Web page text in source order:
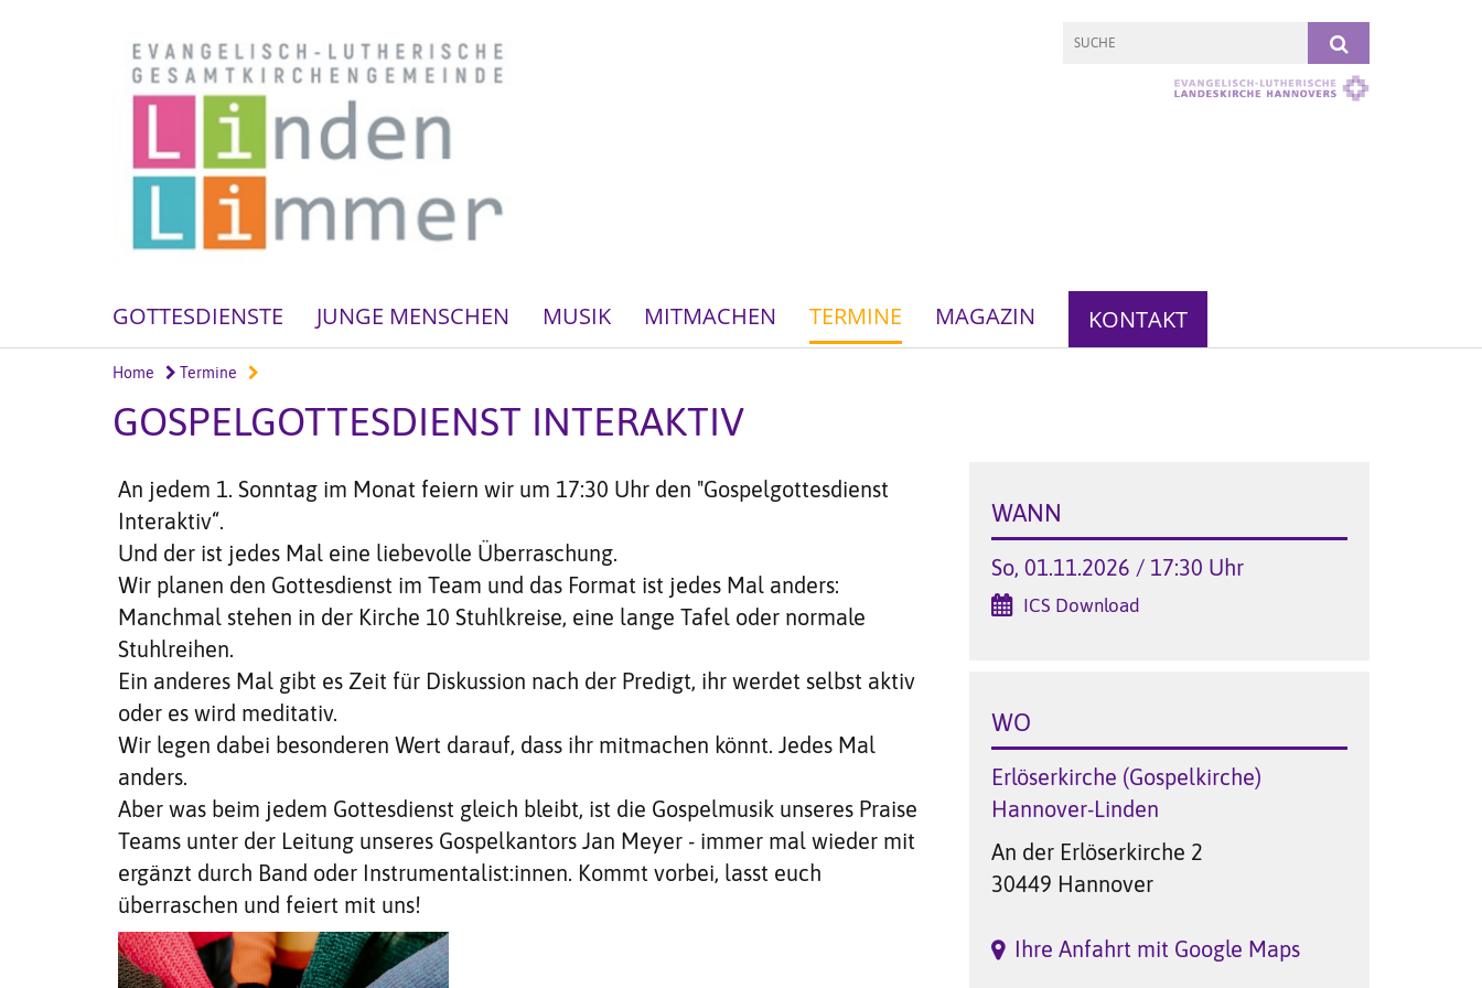
GOTTESDIENSTE JUNGE MENSCHEN MUSIK MITMACHEN TERMINE MAGAZIN KONTAKT
Home Termine
GOSPELGOTTESDIENST INTERAKTIV
An jedem 1. Sonntag im Monat feiern wir um 17:30 Uhr den "Gospelgottesdienst
Interaktiv“.
Und der ist jedes Mal eine liebevolle Überraschung.
Wir planen den Gottesdienst im Team und das Format ist jedes Mal anders:
Manchmal stehen in der Kirche 10 Stuhlkreise, eine lange Tafel oder normale
Stuhlreihen.
Ein anderes Mal gibt es Zeit für Diskussion nach der Predigt, ihr werdet selbst aktiv
oder es wird meditativ.
Wir legen dabei besonderen Wert darauf, dass ihr mitmachen könnt. Jedes Mal
anders.
Aber was beim jedem Gottesdienst gleich bleibt, ist die Gospelmusik unseres Praise
Teams unter der Leitung unseres Gospelkantors Jan Meyer - immer mal wieder mit
ergänzt durch Band oder Instrumentalist:innen. Kommt vorbei, lasst euch
überraschen und feiert mit uns!
WANN
So, 01.11.2026 / 17:30 Uhr
ICS Download
WO
Erlöserkirche (Gospelkirche)
Hannover-Linden
An der Erlöserkirche 2
30449 Hannover
Ihre Anfahrt mit Google Maps